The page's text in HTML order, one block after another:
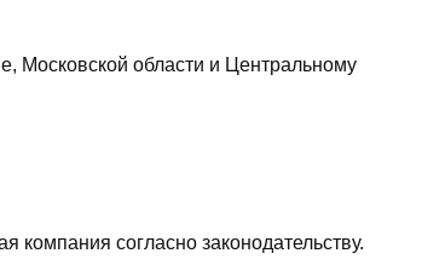
Московской области и Центральному
компания согласно законодательству.